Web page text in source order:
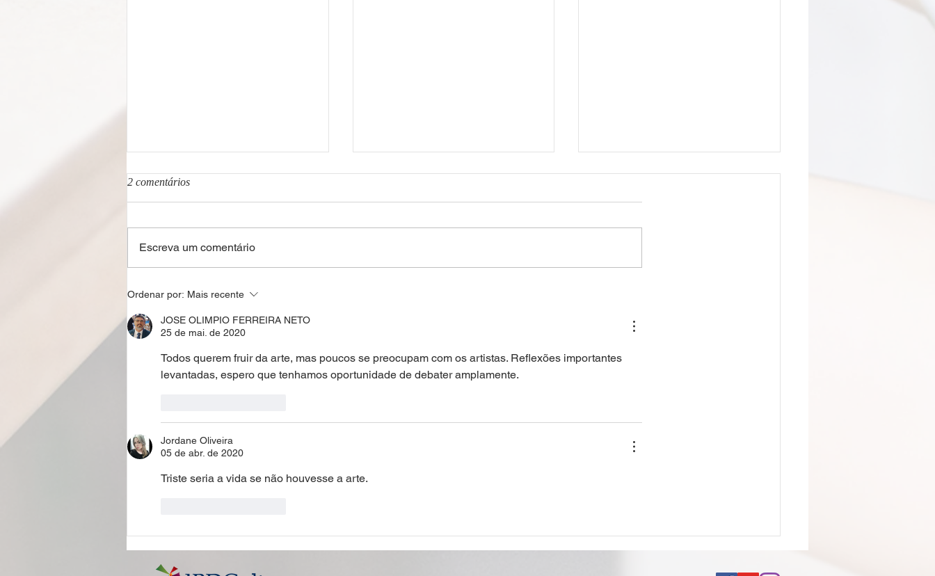
Direitos culturais e
protagonismo individual na
Carta Cultural Ibero-americana
2 comentários
Escreva um comentário
Ordenar por: Mais recente
JOSE OLIMPIO FERREIRA NETO
25 de mai. de 2020
Todos querem fruir da arte, mas poucos se preocupam com os artistas. Reflexões importantes
levantadas, espero que tenhamos oportunidade de debater amplamente.
Jordane Oliveira
05 de abr. de 2020
Triste seria a vida se não houvesse a arte.